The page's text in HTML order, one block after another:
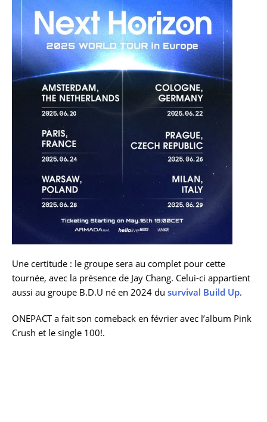
Une certitude : le groupe sera au complet pour cette
tournée, avec la présence de Jay Chang. Celui-ci appartient
aussi au groupe B.D.U né en 2024 du survival Build Up.
ONEPACT a fait son comeback en février avec l’album Pink
Crush et le single 100!.